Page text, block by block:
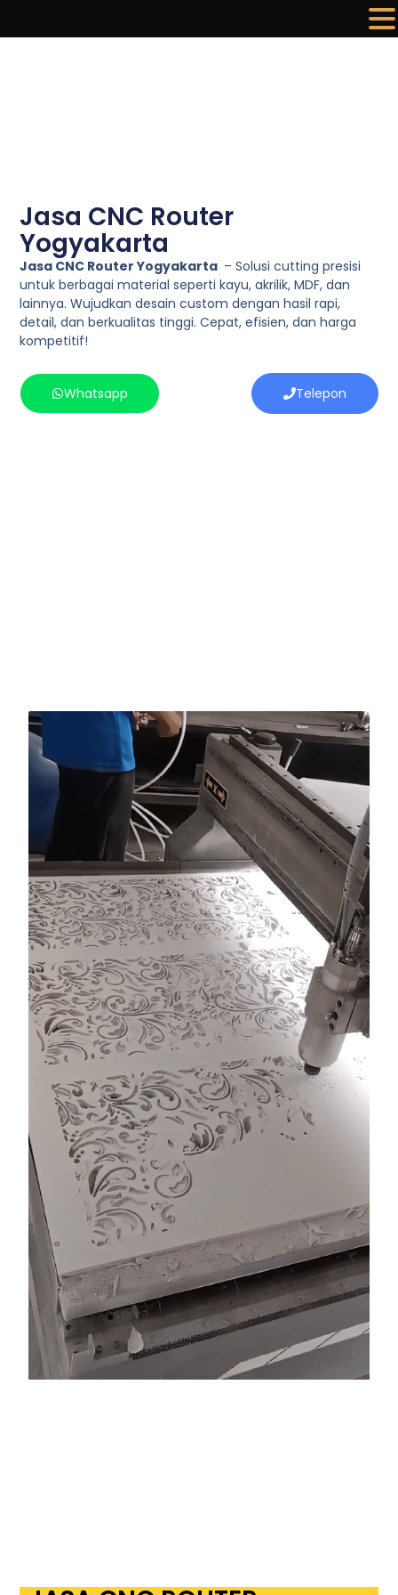
Jasa CNC Router
Yogyakarta
Jasa CNC Router Yogyakarta – Solusi cutting presisi
untuk berbagai material seperti kayu, akrilik, MDF, dan
lainnya. Wujudkan desain custom dengan hasil rapi,
detail, dan berkualitas tinggi. Cepat, efisien, dan harga
kompetitif!
Whatsapp Telepon